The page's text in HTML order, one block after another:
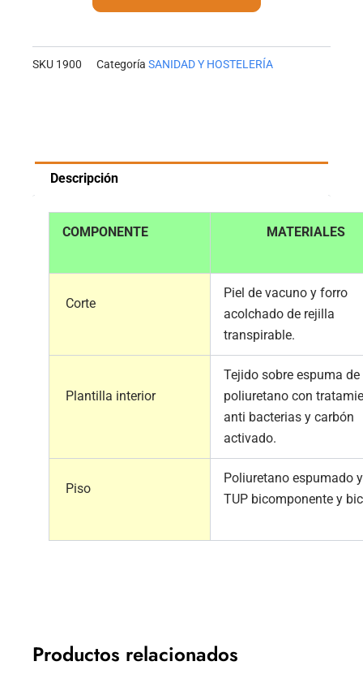
SKU 1900 Categoría SANIDAD Y HOSTELERÍA
Descripción
COMPONENTE MATERIALES
Corte
Piel de vacuno y forro
acolchado de rejilla
transpirable.
Plantilla interior
Tejido sobre espuma de
poliuretano con
anti bacterias y carbón
activado.
Piso
Poliuretano espumado y
TUP bicomponente y
Productos relacionados